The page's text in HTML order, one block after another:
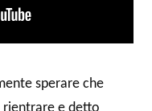
sperare che
rientrare e detto